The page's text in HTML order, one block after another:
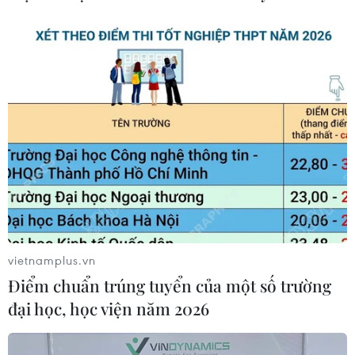
CƠ QUAN CHỦ QUẢN: THÔNG TẤN XÃ VIỆT NAM
Tổng Biên tập: TRẦN TIẾN DUẨN
Phó Tổng Biên tập: NGUYỄN THỊ TÁM, KHÚC THANH
THỦY
Sở hữu trí tuệ
Quy định sử dụng
RSS
Ngôn ngữ
TTXVN
vietnamplus.vn
Điểm chuẩn trúng tuyển của một số trường
đại học, học viện năm 2026